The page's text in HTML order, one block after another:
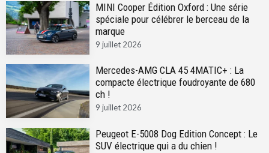
MINI Cooper Édition Oxford : Une série
spéciale pour célébrer le berceau de la
marque
9 juillet 2026
Mercedes-AMG CLA 45 4MATIC+ : La
compacte électrique foudroyante de 680
ch !
9 juillet 2026
Peugeot E-5008 Dog Edition Concept : Le
SUV électrique qui a du chien !